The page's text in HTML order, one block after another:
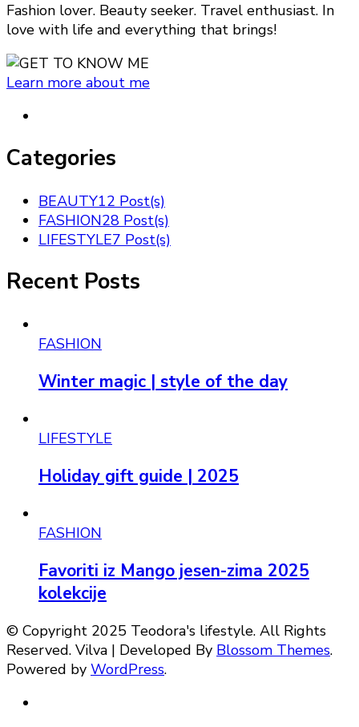
Fashion lover. Beauty seeker. Travel enthusiast. In
love with life and everything that brings!
Learn more about me
Categories
BEAUTY12 Post(s)
FASHION28 Post(s)
LIFESTYLE7 Post(s)
Recent Posts
FASHION
Winter magic | style of the day
LIFESTYLE
Holiday gift guide | 2025
FASHION
Favoriti iz Mango jesen-zima 2025
kolekcije
© Copyright 2025 Teodora's lifestyle. All Rights
Reserved. Vilva | Developed By Blossom Themes.
Powered by WordPress.